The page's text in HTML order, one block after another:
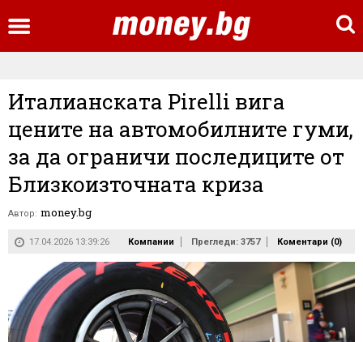
Италианската Pirelli вига
цените на автомобилните гуми,
за да ограничи последиците от
Близкоизточната криза
Автор: money.bg
17.04.2026 13:39:26 Компании Прегледи: 3757 Коментари (0)